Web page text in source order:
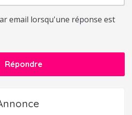
email lorsqu'une réponse est
Répondre